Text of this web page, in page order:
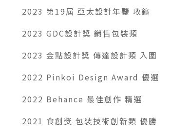
2023 第19屆 亞太設計年鑒 收錄
2023 GDC設計獎 銷售包裝類
2023 金點設計獎 傳達設計類 入圍
2022 Pinkoi Design Award 優選
2022 Behance 最佳創作 精選
2021 食創獎 包裝技術創新類 優勝